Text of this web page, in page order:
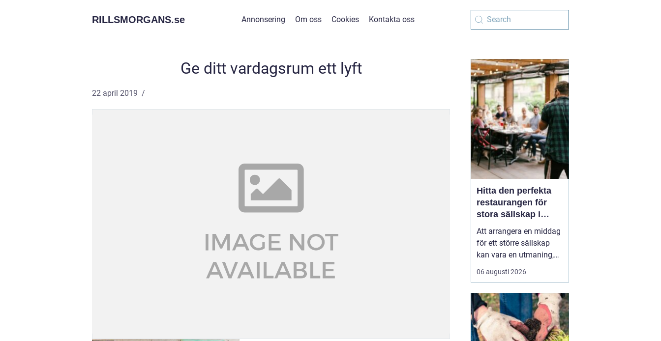
RILLSMORGANS.se Annonsering Om oss Cookies Kontakta oss
Ge ditt vardagsrum ett lyft
22 april 2019
Hitta den perfekta
restaurangen för
stora sällskap i
Stockholm
Att arrangera en middag
för ett större sällskap
kan vara en utmaning,
men det är också en
möjlighet att skapa ett
Många faktorer spelar in
när man ska välja rätt
ställe f&oum...
06 augusti 2026